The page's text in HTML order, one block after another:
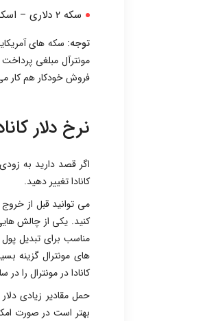
سکه ۲ دلاری – اسکناس ۲ دلاری نیز در سال ۱۹۹۶ با یک سکه جایگزین شد.
توجه: سکه های
مونترآل مبلغی
فروش خودکار هم کار
نرخ دلار
اگر قصد دارید به
کانادا تغییر دهید.
می توانید قبل از خروج
کنید. یکی از چالش‌
مناسب برای تبدیل
های مونترال گزینه
کانادا در مونترال را
حمل مقادیر زیادی
بهتر است در صورت